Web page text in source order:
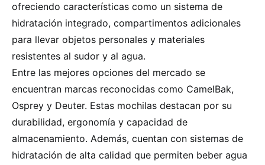
ofreciendo características como un sistema de
hidratación integrado, compartimentos adicionales
para llevar objetos personales y materiales
resistentes al sudor y al agua.
Entre las mejores opciones del mercado se
encuentran marcas reconocidas como CamelBak,
Osprey y Deuter. Estas mochilas destacan por su
durabilidad, ergonomía y capacidad de
almacenamiento. Además, cuentan con sistemas de
hidratación de alta calidad que permiten beber agua